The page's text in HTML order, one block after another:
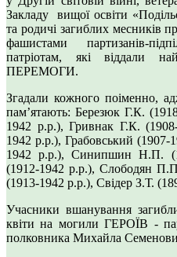
Закладу вищої освіти
та родичі загиблих месників
фашистами партизанів-
патріотам, які віддали
ПЕРЕМОГИ.
Згадали кожного поіменно,
пам’ятають: Березюк Г.К.
1942 р.р.), Гривнак Г.К.
1942 р.р.), Грабовський
1942 р.р.), Синипшин Н.П.
(1912-1942 р.р.), Слободян
(1913-1942 р.р.), Свідер З.Т.
Учасники вшанування
квіти на могили ГЕРОЇВ -
полковника Михайла